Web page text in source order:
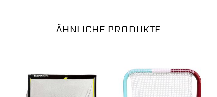
ÄHNLICHE PRODUKTE